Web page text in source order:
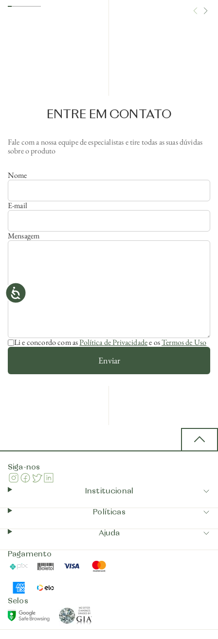
ENTRE EM CONTATO
Fale com a nossa equipe de especialistas e tire todas as suas dúvidas
sobre o produto
Nome
E-mail
Mensagem
Li e concordo com asPolítica de Privacidadee osTermos de Uso
Enviar
Siga-nos
Instagram
Facebook
Twitter
Institucional
Políticas
Ajuda
Pagamento
Pix Boleto Visa
AmericanExpress
Selos
GoogleSafeBrowsing